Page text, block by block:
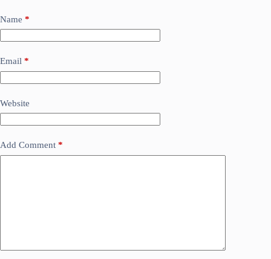
Name *
Email *
Website
Add Comment *